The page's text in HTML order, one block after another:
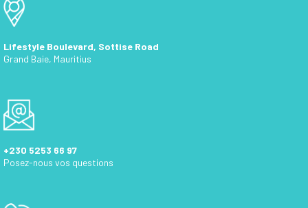
Lifestyle Boulevard, Sottise Road
Grand Baie, Mauritius
+230 5253 66 97
Posez-nous vos questions